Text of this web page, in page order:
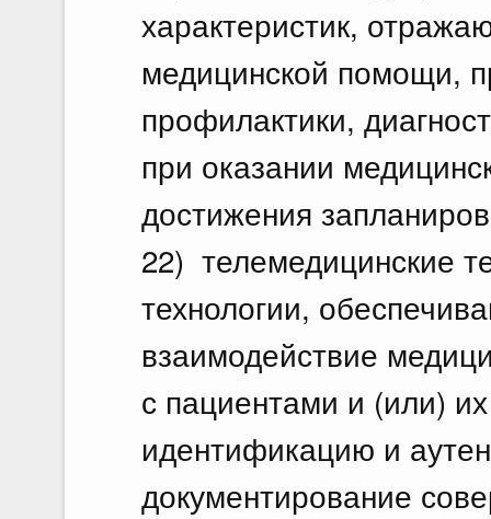
характеристик,
медицинской помощи,
профилактики,
при оказании
достижения
22) телемедицинские
технологии,
взаимодействие
с пациентами и (или)
идентификацию и
документирование